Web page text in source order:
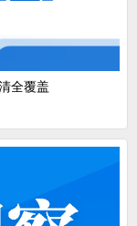
全覆盖